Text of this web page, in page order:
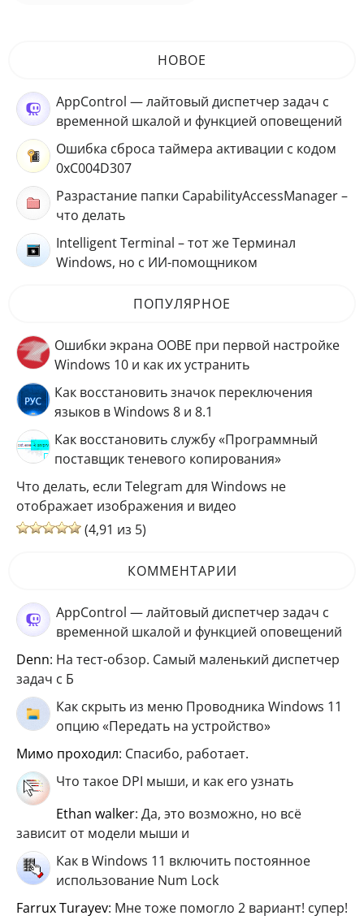
НОВОЕ
AppControl — лайтовый диспетчер задач с
временной шкалой и функцией оповещений
Ошибка сброса таймера активации с кодом
0xC004D307
Разрастание папки CapabilityAccessManager –
что делать
Intelligent Terminal – тот же Терминал
Windows, но с ИИ-помощником
ПОПУЛЯРНОЕ
Ошибки экрана OOBE при первой настройке
Windows 10 и как их устранить
Как восстановить значок переключения
языков в Windows 8 и 8.1
Как восстановить службу «Программный
поставщик теневого копирования»
Что делать, если Telegram для Windows не
отображает изображения и видео
(4,91 из 5)
КОММЕНТАРИИ
AppControl — лайтовый диспетчер задач с
временной шкалой и функцией оповещений
Denn: На тест-обзор. Самый маленький диспетчер
задач с Б
Как скрыть из меню Проводника Windows 11
опцию «Передать на устройство»
мимо проходил: Спасибо, работает.
Что такое DPI мыши, и как его узнать
ethan walker: Да, это возможно, но всё
зависит от модели мыши и
Как в Windows 11 включить постоянное
использование Num Lock
Farrux Turayev: Мне тоже помогло 2 вариант! супер!